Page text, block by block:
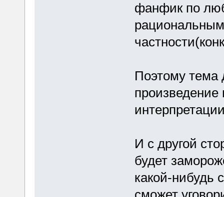
фанфик по
Поэтому тема
И с другой
будет
какой-нибудь